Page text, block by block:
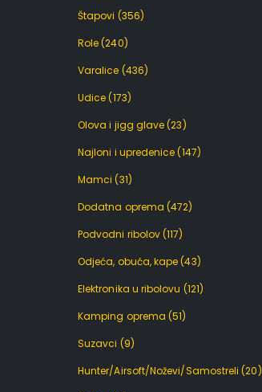
Štapovi (356)
Role (240)
Varalice (436)
Udice (173)
Olova i jigg glave (23)
Najloni i upredenice (147)
Mamci (31)
Dodatna oprema (472)
Podvodni ribolov (117)
Odjeća, obuća, kape (43)
Elektronika u ribolovu (121)
Kamping oprema (51)
Suzavci (9)
Hunter/Airsoft/Noževi/Samostreli (20)